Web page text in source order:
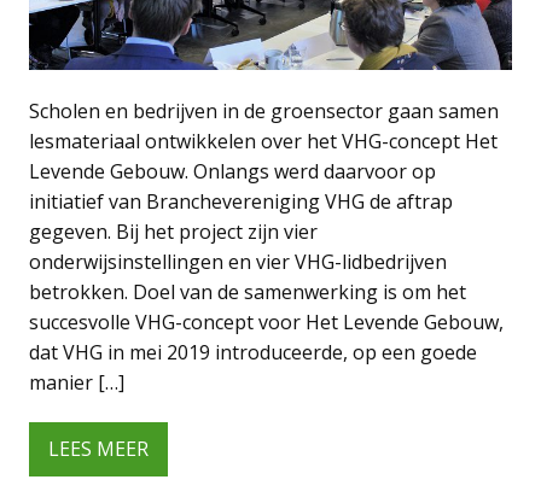
Scholen en bedrijven in de groensector gaan samen
lesmateriaal ontwikkelen over het VHG-concept Het
Levende Gebouw. Onlangs werd daarvoor op
initiatief van Branchevereniging VHG de aftrap
gegeven. Bij het project zijn vier
onderwijsinstellingen en vier VHG-lidbedrijven
betrokken. Doel van de samenwerking is om het
succesvolle VHG-concept voor Het Levende Gebouw,
dat VHG in mei 2019 introduceerde, op een goede
manier […]
LEES MEER